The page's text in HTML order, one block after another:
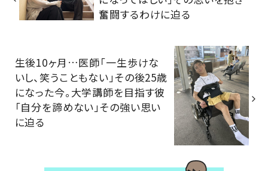
奮闘するわけに迫る
生後10ヶ月…医師「一生歩けな
いし、笑うこともない」その後25歳
になった今。大学講師を目指す彼
「自分を諦めない」その強い思い
に迫る